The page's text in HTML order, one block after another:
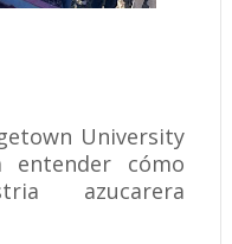
University
entender cómo
azucarera